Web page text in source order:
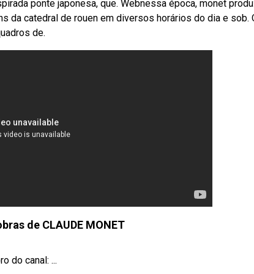
ponte japonesa, que. Webnessa época, monet
da catedral de rouen em diversos horários do dia e sob.
de.
de CLAUDE MONET
do canal: ...